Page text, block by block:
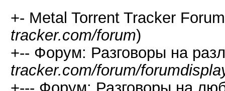
+- Metal Torrent Tracker
tracker.com/forum)
+-- Форум: Разговоры на
tracker.com/forum/
+--- Форум: Разговоры на